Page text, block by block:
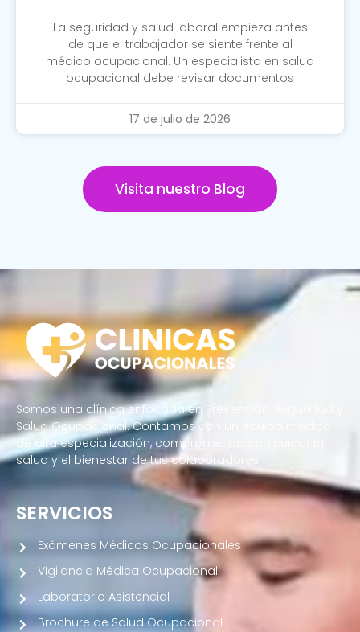
La seguridad y salud laboral empieza antes
de que el trabajador se siente frente al
médico ocupacional. Un especialista en salud
ocupacional debe revisar documentos
17 de julio de 2026
Visita nuestro Blog
Somos una clínica enfocada en Prevención, Seguridad y
Salud Ocupacional. Contamos con un equipo médico
de alta especialización, comprometido con cuidar la
salud y el bienestar de tus colaboradores.
SERVICIOS
Exámenes Médicos Ocupacionales
Vigilancia Médica Ocupacional
Laboratorio Asistencial
Brochure de Salud Ocupacional